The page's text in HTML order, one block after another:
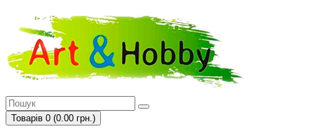
Товарів 0 (0.00 грн.)